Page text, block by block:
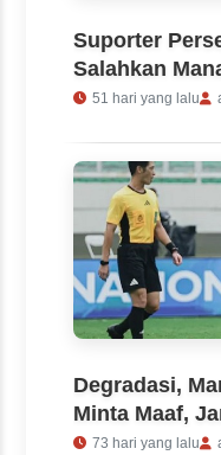
Suporter
Salahkan
Pandan Arang
51 hari yang lalu
Degradasi,
Minta Maaf,
Total Tim
73 hari yang lalu